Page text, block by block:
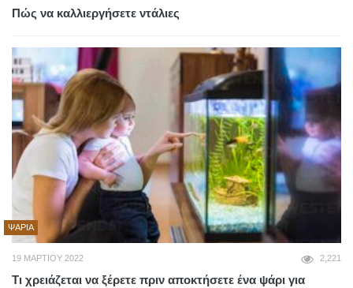
Πώς να καλλιεργήσετε ντάλιες
ΨΆΡΙΑ
19 ΜΑΡΤΊΟΥ 2022 2,221
Τι χρειάζεται να ξέρετε πριν αποκτήσετε ένα ψάρι για